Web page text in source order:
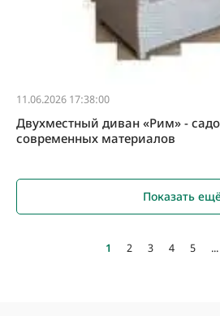
11.06.2026 17:38:00
Двухместный диван «Рим» -
современных материалов
Показать
1 2 3 4 5 ...